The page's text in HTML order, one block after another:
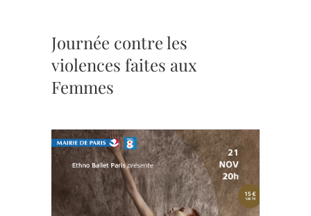
Journée contre les
violences faites aux
Femmes